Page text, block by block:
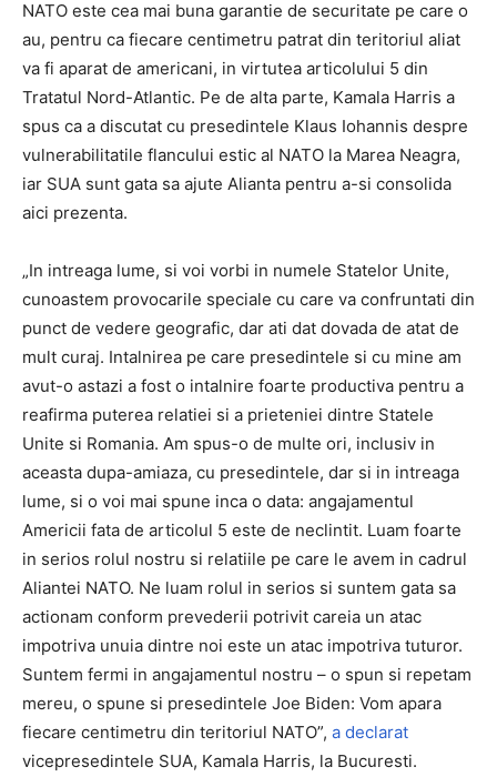
NATO este cea mai buna garantie de securitate pe care o
au, pentru ca fiecare centimetru patrat din teritoriul aliat
va fi aparat de americani, in virtutea articolului 5 din
Tratatul Nord-Atlantic. Pe de alta parte, Kamala Harris a
spus ca a discutat cu presedintele Klaus Iohannis despre
vulnerabilitatile flancului estic al NATO la Marea Neagra,
iar SUA sunt gata sa ajute Alianta pentru a-si consolida
aici prezenta.
„In intreaga lume, si voi vorbi in numele Statelor Unite,
cunoastem provocarile speciale cu care va confruntati din
punct de vedere geografic, dar ati dat dovada de atat de
mult curaj. Intalnirea pe care presedintele si cu mine am
avut-o astazi a fost o intalnire foarte productiva pentru a
reafirma puterea relatiei si a prieteniei dintre Statele
Unite si Romania. Am spus-o de multe ori, inclusiv in
aceasta dupa-amiaza, cu presedintele, dar si in intreaga
lume, si o voi mai spune inca o data: angajamentul
Americii fata de articolul 5 este de neclintit. Luam foarte
in serios rolul nostru si relatiile pe care le avem in cadrul
Aliantei NATO. Ne luam rolul in serios si suntem gata sa
actionam conform prevederii potrivit careia un atac
impotriva unuia dintre noi este un atac impotriva tuturor.
Suntem fermi in angajamentul nostru – o spun si repetam
mereu, o spune si presedintele Joe Biden: Vom apara
fiecare centimetru din teritoriul NATO”, a declarat
vicepresedintele SUA, Kamala Harris, la Bucuresti.